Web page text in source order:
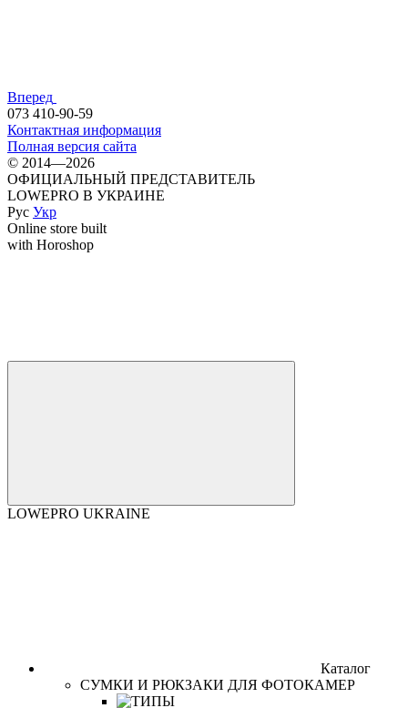
Вперед
073 410-90-59
Контактная информация
Полная версия сайта
© 2014—2026
ОФИЦИАЛЬНЫЙ ПРЕДСТАВИТЕЛЬ
LOWEPRO В УКРАИНЕ
Рус Укр
Online store built
with Horoshop
LOWEPRO UKRAINE
Каталог
СУМКИ И РЮКЗАКИ ДЛЯ ФОТОКАМЕР